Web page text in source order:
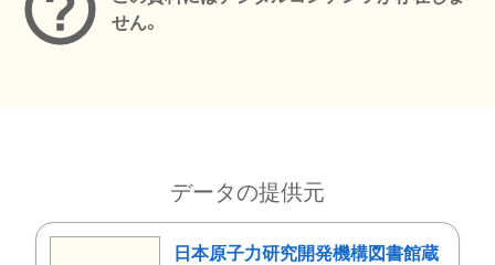
せん。
データの提供元
日本原子力研究開発機構図書館蔵